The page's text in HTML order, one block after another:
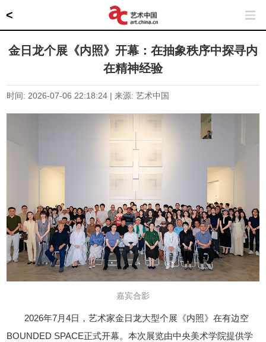
<
金日龙个展《内照》开幕：在抽象秩序中探寻内
在精神经验
时间: 2026-07-06 22:18:24 | 来源: 艺术中国
嘉宾合影
2026年7月4日，艺术家金日龙大型个展《内照》在有边空
BOUNDED SPACE正式开幕。本次展览由中央美术学院提供学